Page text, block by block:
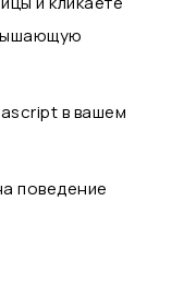
в вашем
поведение